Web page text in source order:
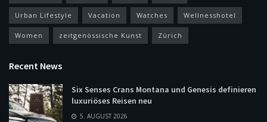
Urban Lifestyle Vacation Watches Wellnesshotel
Women zeitgenössische Kunst Zürich
Recent News
Six Senses Crans Montana und Genesis definieren
luxuriöses Reisen neu
5. AUGUST 2026